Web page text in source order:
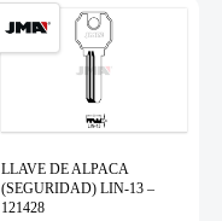
LLAVE DE ALPACA
(SEGURIDAD) LIN-13 –
121428